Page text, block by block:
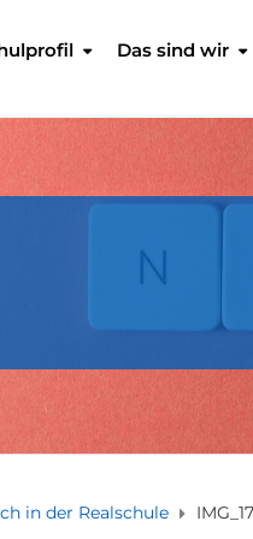
Das sind wir
in der Realschule